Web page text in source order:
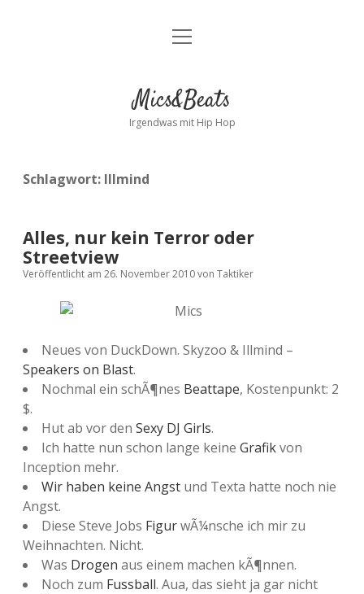
Kontakt
facebookinstagram
bandcamp
spotify
Menü
Mics&Beats
Irgendwas mit Hip Hop
Schlagwort: Illmind
Alles, nur kein Terror oder
Streetview
Veröffentlicht am 26. November 2010von Taktiker
Neues von DuckDown. Skyzoo & Illmind –
Speakers on Blast.
Nochmal ein schÃ¶nes Beattape, Kostenpunkt: 2
$.
Hut ab vor den Sexy DJ Girls.
Ich hatte nun schon lange keine Grafikvon
Inception mehr.
Wir haben keine Angst und Texta hatte noch nie
Angst.
Diese Steve Jobs FigurwÃ¼nsche ich mir zu
Weihnachten. Nicht.
Was Drogen aus einem machen kÃ¶nnen.
Noch zum Fussball. Aua, das sieht ja gar nicht